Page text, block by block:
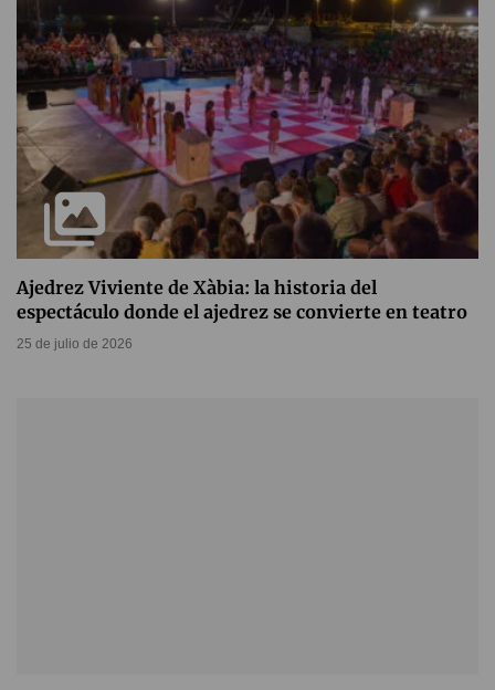
Ajedrez Viviente de Xàbia: la historia del
espectáculo donde el ajedrez se convierte en teatro
25 de julio de 2026